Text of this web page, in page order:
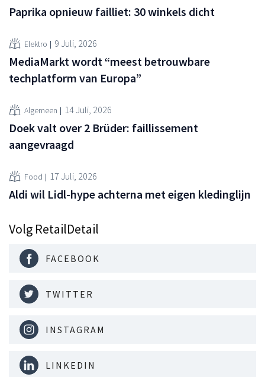
Paprika opnieuw failliet: 30 winkels dicht
Elektro 9 Juli, 2026
MediaMarkt wordt “meest betrouwbare
techplatform van Europa”
Algemeen 14 Juli, 2026
Doek valt over 2 Brüder: faillissement
aangevraagd
Food 17 Juli, 2026
Aldi wil Lidl-hype achterna met eigen kledinglijn
Volg RetailDetail
FACEBOOK
TWITTER
INSTAGRAM
LINKEDIN